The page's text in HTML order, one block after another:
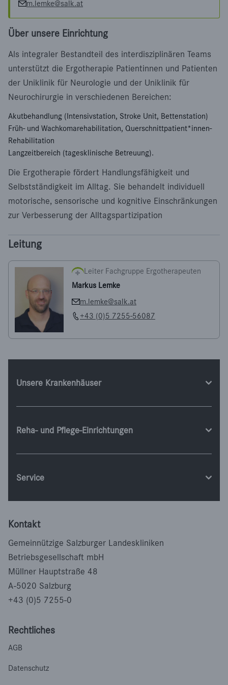
m.lemke@salk.at
Über unsere Einrichtung
Als integraler Bestandteil des interdisziplinären Teams
unterstützt die Ergotherapie Patientinnen und Patienten
der Uniklinik für Neurologie und der Uniklinik für
Neurochirurgie in verschiedenen Bereichen:
Akutbehandlung (Intensivstation, Stroke Unit, Bettenstation)
Früh- und Wachkomarehabilitation, Querschnittpatient*innen-
Rehabilitation
Langzeitbereich (tagesklinische Betreuung).
Die Ergotherapie fördert Handlungsfähigkeit und
Selbstständigkeit im Alltag. Sie behandelt individuell
motorische, sensorische und kognitive Einschränkungen
zur Verbesserung der Alltagspartizipation
Leitung
Leiter Fachgruppe Ergotherapeuten
Markus Lemke
m.lemke@salk.at
+43 (0)5 7255-56087
Unsere Krankenhäuser
Reha- und Pflege-Einrichtungen
Service
Kontakt
Gemeinnützige Salzburger Landeskliniken
Betriebsgesellschaft mbH
Müllner Hauptstraße 48
A-5020 Salzburg
+43 (0)5 7255-0
Rechtliches
AGB
Datenschutz